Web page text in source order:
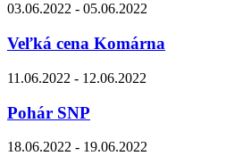
03.06.2022 - 05.06.2022
Veľká cena Komárna
11.06.2022 - 12.06.2022
Pohár SNP
18.06.2022 - 19.06.2022